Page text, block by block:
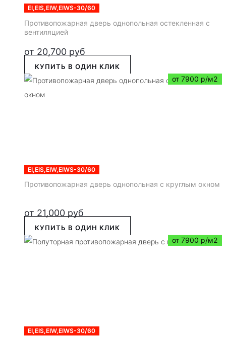
EI,EIS,EIW,EIWS-30/60
Противопожарная дверь однопольная остекленная с
вентиляцией
от 20,700 руб
КУПИТЬ В ОДИН КЛИК
от 7900 р/м2
EI,EIS,EIW,EIWS-30/60
Противопожарная дверь однопольная с круглым окном
от 21,000 руб
КУПИТЬ В ОДИН КЛИК
от 7900 р/м2
EI,EIS,EIW,EIWS-30/60